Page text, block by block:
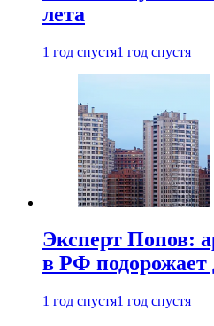
лета
1 год спустя1 год спустя
Эксперт Попов:
в РФ подорожает
1 год спустя1 год спустя